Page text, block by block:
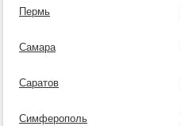
Пермь
Самара
Саратов
Симферополь